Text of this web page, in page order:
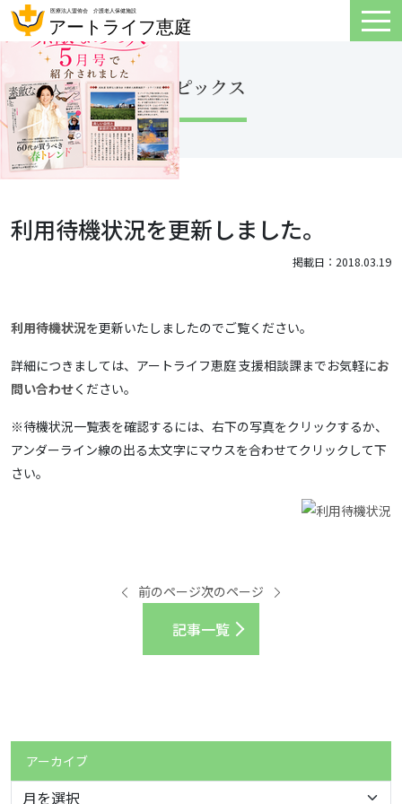
トピックス
利用待機状況を更新しました。
掲載日：2018.03.19
利用待機状況を更新いたしましたのでご覧ください。
詳細につきましては、アートライフ恵庭 支援相談課までお気軽にお
問い合わせください。
※待機状況一覧表を確認するには、右下の写真をクリックするか、
アンダーライン線の出る太文字にマウスを合わせてクリックして下
さい。
前のページ
記事一覧
次のページ
アーカイブ